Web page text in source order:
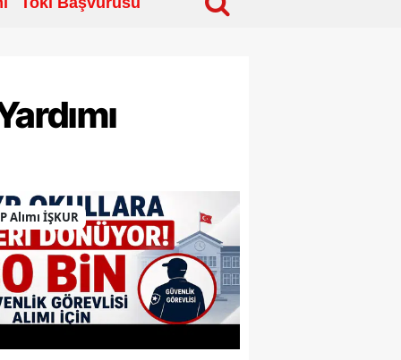
Bitlis
Bolu
Burdur
Alımı İŞKUR